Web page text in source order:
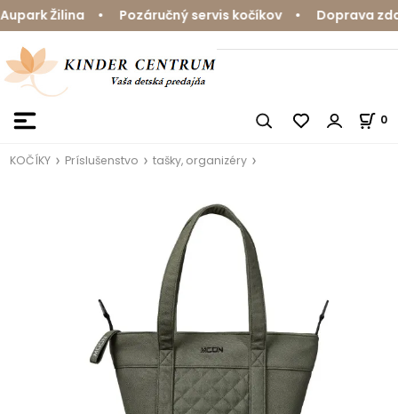
Žilina • Pozáručný servis kočíkov • Doprava
0
KOČÍKY Príslušenstvo tašky, organizéry